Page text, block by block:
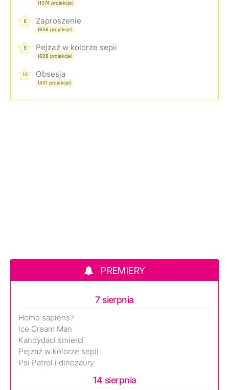
(1074 projekcje)
8 Zaproszenie
(656 projekcje)
9 Pejzaż w kolorze sepii
(608 projekcje)
10 Obsesja
(501 projekcje)
PREMIERY
7 sierpnia
Homo sapiens?
Ice Cream Man
Kandydaci śmierci
Pejzaż w kolorze sepii
Psi Patrol i dinozaury
14 sierpnia